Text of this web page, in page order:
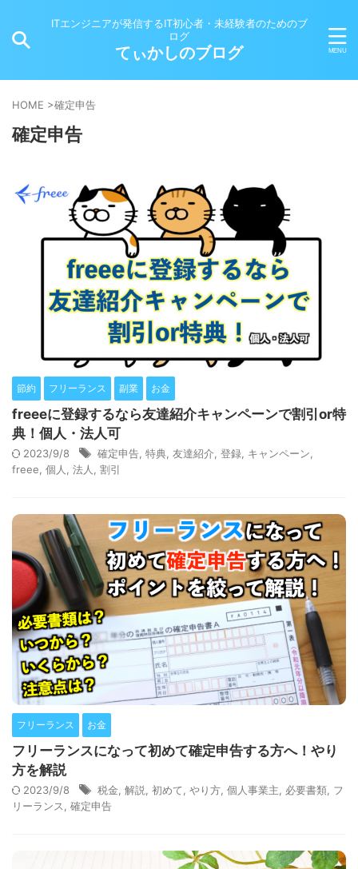
ITエンジニアが発信するIT初心者・未経験者のためのブ
ログ
てぃかしのブログ
HOME >確定申告
確定申告
節約 フリーランス 副業 お金
freeeに登録するなら友達紹介キャンペーンで割引or特
典！個人・法人可
2023/9/8 確定申告 特典 友達紹介 登録 キャンペーン
freee 個人 法人 割引
フリーランス お金
フリーランスになって初めて確定申告する方へ！やり
方を解説
2023/9/8 税金 解説 初めて やり方 個人事業主 必要書類 フ
リーランス
確定申告